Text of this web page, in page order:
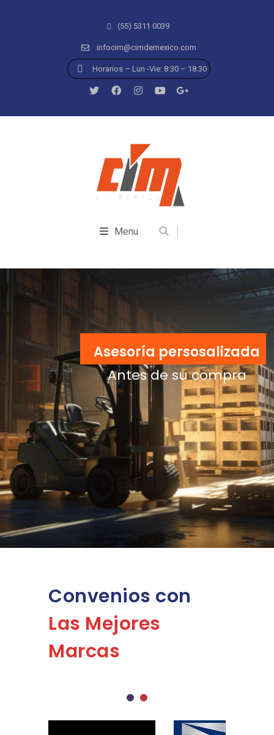
(55) 5311 0039
infocim@cimdemexico.com
Horarios – Lun -Vie: 8:30 – 18:30
Menu
Racks, Elevadores,
Montacargas,
Patines y Más
Convenios con
Las Mejores
Marcas